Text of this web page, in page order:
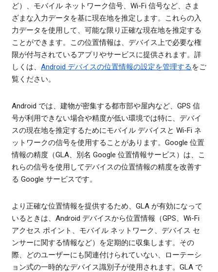
ど）、モバイル ネットワーク信号、Wi-Fi 信号など、さま
ざまな入力データを基に現在地を推定します。これらの入
力データを使用して、可能な限り正確な現在地を推定する
ことができます。この位置情報は、デバイス上で必要な権
限が付与されているアプリやサービスに提供されます。詳
しくは、 Android デバイスの位置情報の設定を管理する をご
覧ください。
Android では、建物が密集する都市部や屋内など、GPS 信
号が利用できない場合や精度が低い環境では特に、デバイ
スの現在地を推定するためにモバイル デバイスと Wi-Fi ネ
ットワークの信号を使用することがあります。Google 位置
情報の精度（GLA、別名 Google 位置情報サービス）は、こ
れらの信号を使用してデバイスの位置情報の精度を改善す
る Google サービスです。
より正確な位置情報を提供するため、GLA が有効になって
いるときは、Android デバイスから位置情報（GPS、Wi-Fi
アクセス ポイント、モバイル ネットワーク、デバイス セ
ンサーに関する情報など）を定期的に収集します。その
際、どのユーザーにも関連付けられていない、ローテーシ
ョン式の一時的なデバイス識別子が使用されます。GLA で